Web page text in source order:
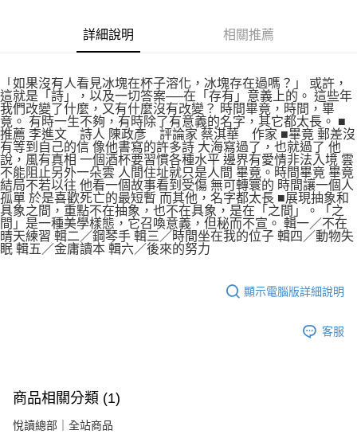
詳細說明 相關推薦
「如果沒有人看見冰塊在杯子溶化，冰塊存在過嗎？」 或許，
這就是「詩」，以及一切答案──在「存有」意義上的。 這些年
我們改變了什麼，又有什麼沒有改變？ 時間畢竟，時間，畢
竟。 有時一生不夠，有時除了有意義的名字，其它都太長。 ■
推薦 李進文 詩人 陳政彥 評論家 蔡淇華 作家 ■畢竟 郵差沒
有等到自己的信 像他書寫的許多詩 大海寫過了，也就過了 他
說，風有真相 一個酒杯要習慣各種水平 邊界有愛情非法入境 雲
不能阻止另外一朵雲 人間住址就只是人間 畢竟。時間畢竟 畢竟
結局不若以往 他看一個故事看到受傷 無可轉寰的 時間讓一個人
孤單 於是喜歡死亡的最短暫 而其他，名字都太長 ■展現抽象和
具象之間，重點不在抽象，也不在具象，是在「之間」。「之
間」是一種美學樣態，它召喚意義，但秘而不宣。 輯一／不在
晴天練習 輯二／鋼琴手 輯三／時間坐在我的位子 輯四／動物失
眠 輯五／金庸讀本 輯六／後來的努力
顯示電腦版詳細說明
客服
商品相關分類 (1)
悅讀總部｜全站商品